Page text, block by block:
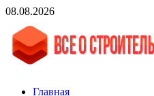
Skip
content
08.08.2026
vgasa.ru
Строительный журнал. Всё о
Главная